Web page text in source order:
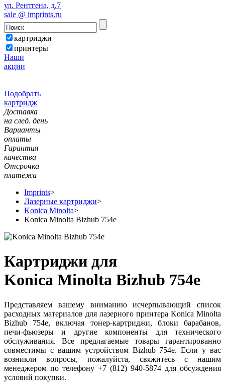
ул. Рентгена, д.7
sale @ imprints.ru
картриджи
принтеры
Наши
акции
Подобрать
картридж
Доставка
на след. день
Варианты
оплаты
Гарантия
качества
Отсрочка
платежа
Imprints>
Лазерные картриджи>
Konica Minolta>
Konica Minolta Bizhub 754e
Картриджи для
Konica Minolta Bizhub 754e
Представляем вашему вниманию исчерпывающий список
расходных материалов для лазерного принтера Konica Minolta
Bizhub 754e, включая тонер-картриджи, блоки барабанов,
печи-фьюзеры и другие компоненты для технического
обслуживания. Все предлагаемые товары гарантированно
совместимы с вашим устройством Bizhub 754e. Если у вас
возникли вопросы, пожалуйста, свяжитесь с нашим
менеджером по телефону +7 (812) 940-5874 для обсуждения
условий покупки.